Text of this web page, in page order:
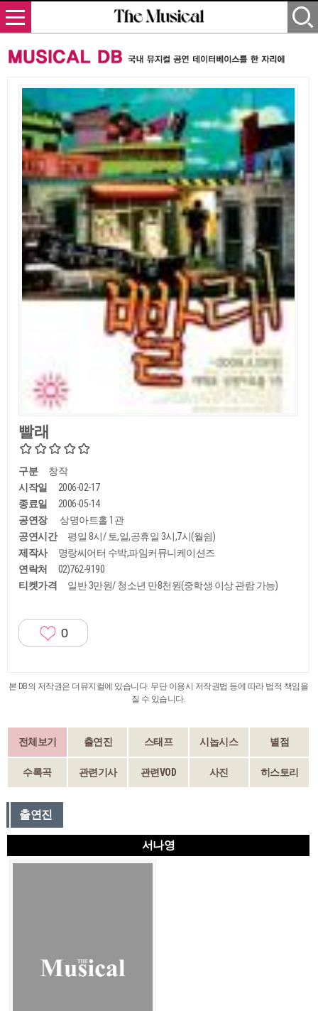
빨래
구분
창작
시작일
2006-02-17
종료일
2006-05-14
공연장
상명아트홀 1관
공연시간
평일 8시/ 토,일,공휴일 3시,7시(월쉼)
제작사
명랑씨어터 수박,파임커뮤니케이션즈
연락처
02)762-9190
티켓가격
일반 3만원/ 청소년 만8천원(중학생 이상 관람 가능)
0
본 DB의 저작권은 더뮤지컬에 있습니다. 무단 이용시 저작권법 등에 따라 법적 책임을
질 수 있습니다.
전체보기 출연진 스태프 시놉시스 별점
수록곡 관련기사 관련VOD 사진 히스토리
출연진
서나영